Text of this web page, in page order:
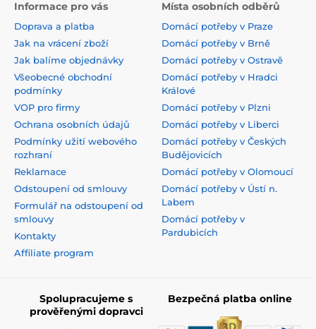
Informace pro vás
Doprava a platba
Jak na vrácení zboží
Jak balíme objednávky
Všeobecné obchodní
podmínky
VOP pro firmy
Ochrana osobních údajů
Podmínky užití webového
rozhraní
Reklamace
Odstoupení od smlouvy
Formulář na odstoupení od
smlouvy
Kontakty
Affiliate program
Místa osobních odběrů
Domácí potřeby v Praze
Domácí potřeby v Brně
Domácí potřeby v Ostravě
Domácí potřeby v Hradci
Králové
Domácí potřeby v Plzni
Domácí potřeby v Liberci
Domácí potřeby v Českých
Budějovicích
Domácí potřeby v Olomoucí
Domácí potřeby v Ústí n.
Labem
Domácí potřeby v
Pardubicích
Spolupracujeme s
prověřenými dopravci
Bezpečná platba online